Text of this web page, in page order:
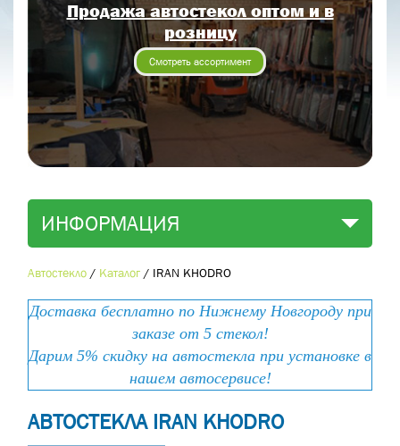
Продажа автостекол оптом и в
розницу
Смотреть ассортимент
ИНФОРМАЦИЯ
Автостекло / Каталог / IRAN KHODRO
Доставка бесплатно по Нижнему Новгороду при
заказе от 5 стекол!
Дарим 5% скидку на автостекла при установке в
нашем автосервисе!
АВТОСТЕКЛА IRAN KHODRO
Отправить
Отправить заявку